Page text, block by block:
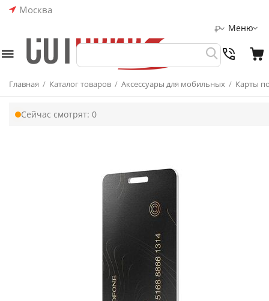
Москва
Меню
₽
Главная / Каталог товаров / Аксессуары для мобильных / Карты
Сейчас смотрят: 0